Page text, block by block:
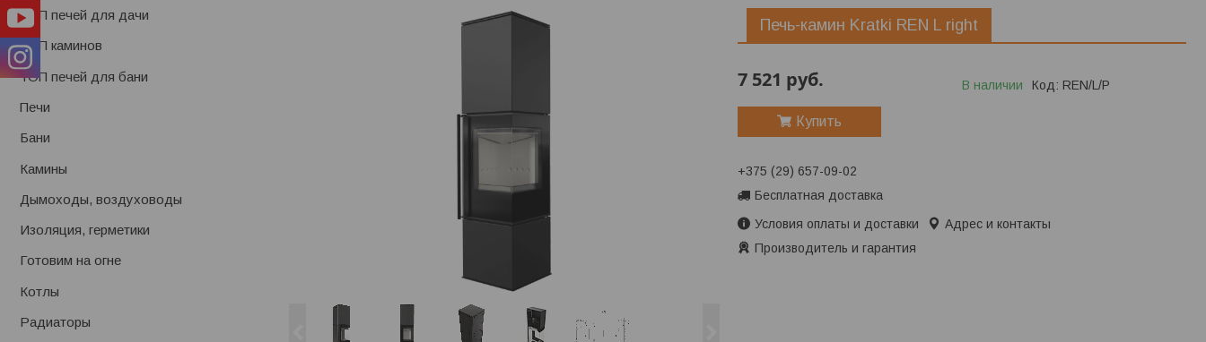
Печь-камин Kratki REN L right
7 521 руб. В наличии Код: REN/L/P
Купить
+375 (29) 657-09-02
Бесплатная доставка
Условия оплаты и доставки
Адрес и контакты
Производитель и гарантия
ТОП печей для дачи
ТОП каминов
ТОП печей для бани
Печи
Бани
Камины
Дымоходы, воздуховоды
Изоляция, герметики
Готовим на огне
Котлы
Радиаторы